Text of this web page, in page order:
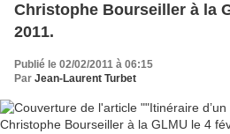
Christophe Bourseiller à la
2011.
Publié le 02/02/2011 à 06:15
Par Jean-Laurent Turbet